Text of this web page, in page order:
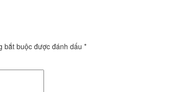
bắt buộc được đánh dấu *